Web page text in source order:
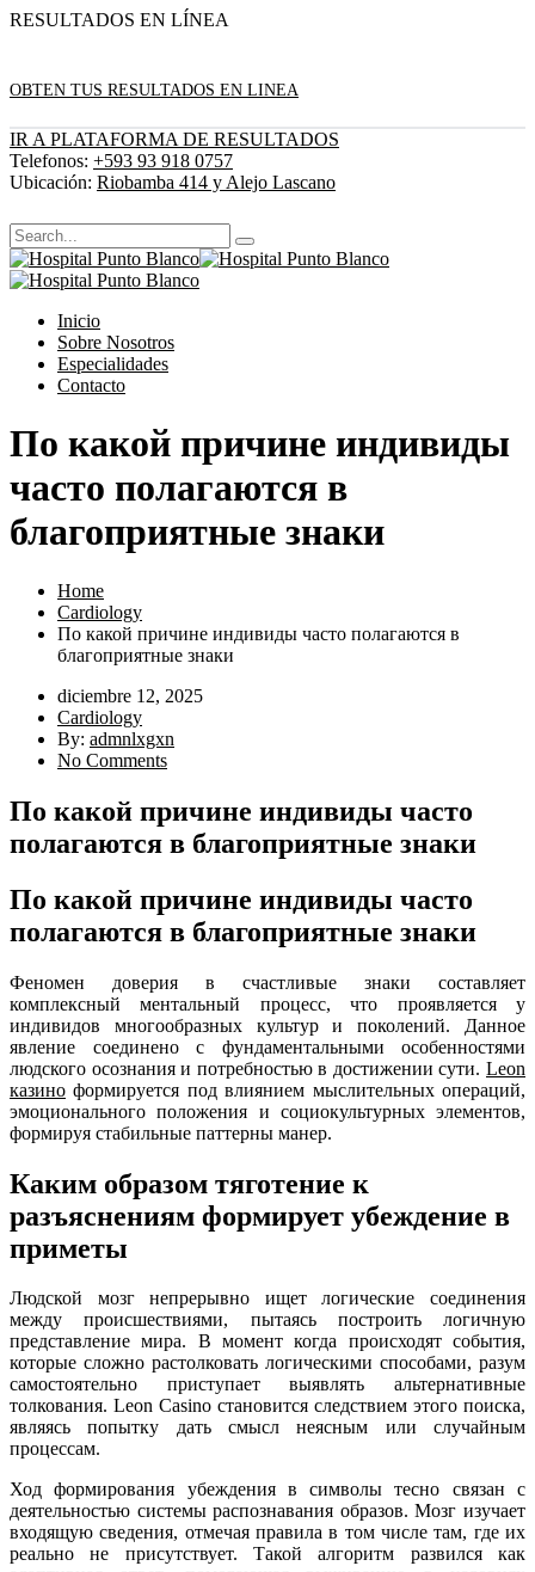
RESULTADOS EN LÍNEA
OBTEN TUS RESULTADOS EN LINEA
IR A PLATAFORMA DE RESULTADOS
Telefonos: +593 93 918 0757
Ubicación: Riobamba 414 y Alejo Lascano
Inicio
Sobre Nosotros
Especialidades
Contacto
По какой причине индивиды
часто полагаются в
благоприятные знаки
Home
Cardiology
По какой причине индивиды часто полагаются в
благоприятные знаки
diciembre 12, 2025
Cardiology
By: admnlxgxn
No Comments
По какой причине индивиды часто
полагаются в благоприятные знаки
По какой причине индивиды часто
полагаются в благоприятные знаки
Феномен доверия в счастливые знаки составляет
комплексный ментальный процесс, что проявляется у
индивидов многообразных культур и поколений. Данное
явление соединено с фундаментальными особенностями
людского осознания и потребностью в достижении сути. Leon
казино формируется под влиянием мыслительных операций,
эмоционального положения и социокультурных элементов,
формируя стабильные паттерны манер.
Каким образом тяготение к
разъяснениям формирует убеждение в
приметы
Людской мозг непрерывно ищет логические соединения
между происшествиями, пытаясь построить логичную
представление мира. В момент когда происходят события,
которые сложно растолковать логическими способами, разум
самостоятельно приступает выявлять альтернативные
толкования. Leon Casino становится следствием этого поиска,
являясь попытку дать смысл неясным или случайным
процессам.
Ход формирования убеждения в символы тесно связан с
деятельностью системы распознавания образов. Мозг изучает
входящую сведения, отмечая правила в том числе там, где их
реально не присутствует. Такой алгоритм развился как